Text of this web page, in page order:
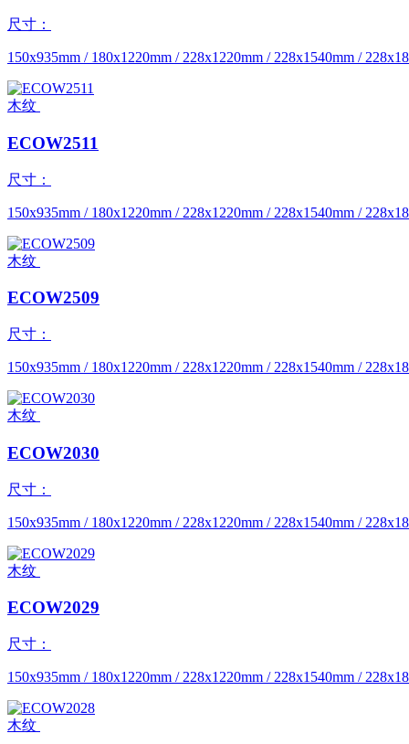
尺寸：
150x935mm / 180x1220mm / 228x1220mm / 228x1540mm /
木纹
ECOW2511
尺寸：
150x935mm / 180x1220mm / 228x1220mm / 228x1540mm /
木纹
ECOW2509
尺寸：
150x935mm / 180x1220mm / 228x1220mm / 228x1540mm /
木纹
ECOW2030
尺寸：
150x935mm / 180x1220mm / 228x1220mm / 228x1540mm /
木纹
ECOW2029
尺寸：
150x935mm / 180x1220mm / 228x1220mm / 228x1540mm /
木纹